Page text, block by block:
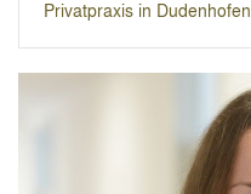
Privatpraxis in Dudenhofen